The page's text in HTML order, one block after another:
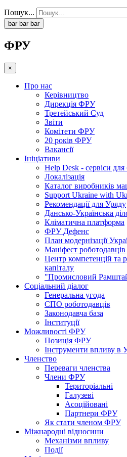
Пошук...
bar bar bar
ФРУ
×
Про нас
Керівництво
Дирекція ФРУ
Третейський Суд
Звіти
Комітети ФРУ
20 років ФРУ
Вакансії
Ініціативи
Help Desk - сервіси для
Локалізація
Каталог виробників
Support Ukraine with
Рекомендації для Уряду
Дансько-Українська
Кліматична платформа
ФРУ Дефенс
План модернізації
Маніфест роботодавців
Центр компетенцій та
капіталу
"Промисловий
Соціальний діалог
Генеральна угода
СПО роботодавців
Законодавча база
Інституції
Можливості ФРУ
Позиція ФРУ
Інструменти впливу в
Членство
Переваги членства
Члени ФРУ
Територіальні
Галузеві
Асоційовані
Партнери ФРУ
Як стати членом ФРУ
Міжнародні відносини
Механізми впливу
Події